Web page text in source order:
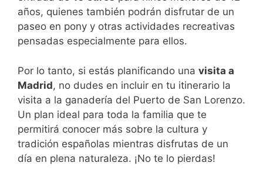
años, quienes también podrán disfrutar de un
paseo en pony y otras actividades recreativas
pensadas especialmente para ellos.
Por lo tanto, si estás planificando una visita a
Madrid, no dudes en incluir en tu itinerario la
visita a la ganadería del Puerto de San Lorenzo.
Un plan ideal para toda la familia que te
permitirá conocer más sobre la cultura y
tradición españolas mientras disfrutas de un
día en plena naturaleza. ¡No te lo pierdas!